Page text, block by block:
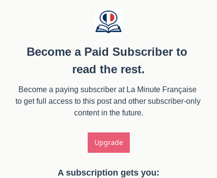
Become a Paid Subscriber to
read the rest.
Become a paying subscriber at La Minute Française
to get full access to this post and other subscriber-only
content in the future.
Upgrade
A subscription gets you: